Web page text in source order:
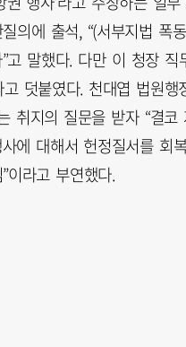
의에 출석, “(서부지법 폭
말했다. 다만 이 청장 직
덧붙였다. 천대엽 법원행
취지의 질문을 받자 “결
에 대해서 헌정질서를 회
이라고 부연했다.